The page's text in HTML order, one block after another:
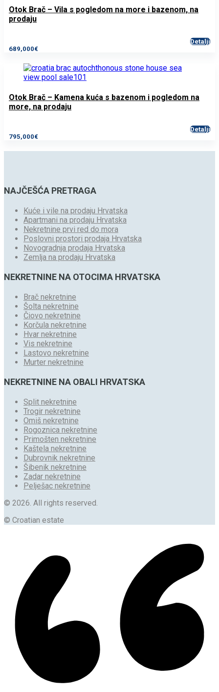
Otok Brač – Vila s pogledom na more i bazenom, na
prodaju
689,000€
Detalji
Otok Brač – Kamena kuća s bazenom i pogledom na
more, na prodaju
795,000€
Detalji
NAJČEŠĆA PRETRAGA
Kuće i vile na prodaju Hrvatska
Apartmani na prodaju Hrvatska
Nekretnine prvi red do mora
Poslovni prostori prodaja Hrvatska
Novogradnja prodaja Hrvatska
Zemlja na prodaju Hrvatska
NEKRETNINE NA OTOCIMA HRVATSKA
Brač nekretnine
Šolta nekretnine
Čiovo nekretnine
Korčula nekretnine
Hvar nekretnine
Vis nekretnine
Lastovo nekretnine
Murter nekretnine
NEKRETNINE NA OBALI HRVATSKA
Split nekretnine
Trogir nekretnine
Omiš nekretnine
Rogoznica nekretnine
Primošten nekretnine
Kaštela nekretnine
Dubrovnik nekretnine
Šibenik nekretnine
Zadar nekretnine
Pelješac nekretnine
© 2026. All rights reserved.
© Croatian estate